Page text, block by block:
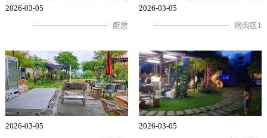
2026-03-05
廚房
2026-03-05
烤肉區1
2026-03-05 2026-03-05